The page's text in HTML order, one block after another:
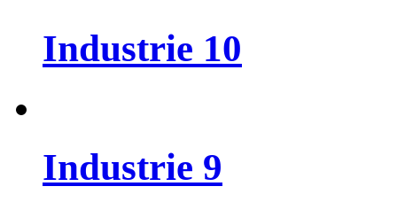
Industrie 10
Industrie 9